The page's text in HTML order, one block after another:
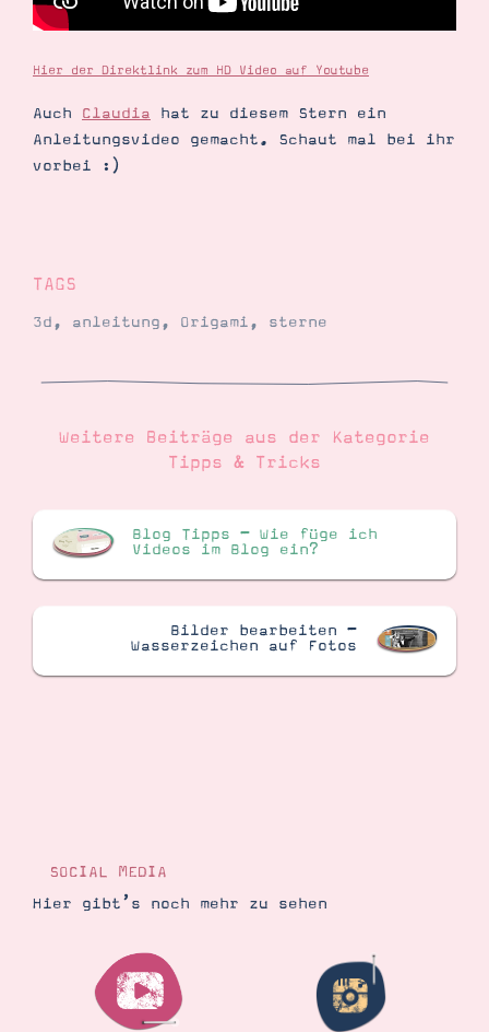
Hier der Direktlink zum HD Video auf Youtube
Auch Claudia hat zu diesem Stern ein
Anleitungsvideo gemacht. Schaut mal bei ihr
vorbei :)
TAGS
3d, anleitung, Origami, sterne
Weitere Beiträge aus der Kategorie
Tipps & Tricks
Blog Tipps – Wie füge ich
Videos im Blog ein?
Bilder bearbeiten –
Wasserzeichen auf Fotos
SOCIAL MEDIA
Hier gibt’s noch mehr zu sehen